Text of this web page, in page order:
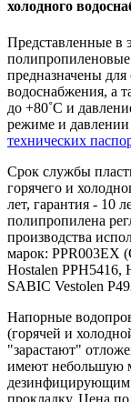
холодного
Представленные в
предназначены для
водоснабжения, а
до +80˚C и
режиме и
технических
Срок службы
горячего и
лет, гарантия - 10
полипропилена
производства
марок:
Hostalen PPH5416,
SABIC Vestolen
Напорные
(горячей и
"зарастают"
имеют небольшую
дезинфицирующим
прокладку. Цена